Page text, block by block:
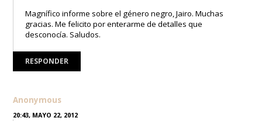
Magnífico informe sobre el género negro, Jairo. Muchas
gracias. Me felicito por enterarme de detalles que
desconocía. Saludos.
RESPONDER
Anonymous
20:43, MAYO 22, 2012